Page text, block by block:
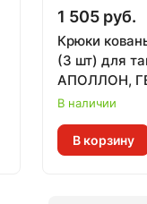
1 505 руб.
Крюки
(3 шт) для
АПОЛЛОН,
КАЗАЧИЙ,
В наличии
В корзину